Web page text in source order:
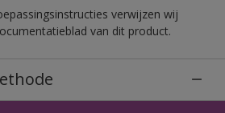
verwijzen wij
van dit product.